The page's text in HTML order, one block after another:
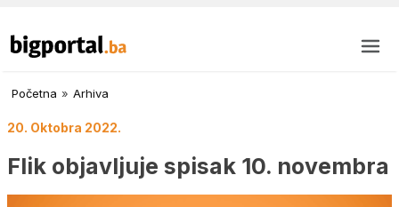
Početna » Arhiva
20. Oktobra 2022.
Flik objavljuje spisak 10. novembra